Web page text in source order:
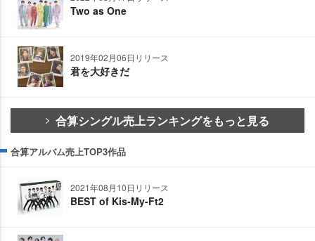
Two as One
2019年02月06日リリース
君を大好きだ
合算シングル売上ランキングをもっと見る
合算アルバム売上TOP3作品
2021年08月10日リリース
BEST of Kis-My-Ft2